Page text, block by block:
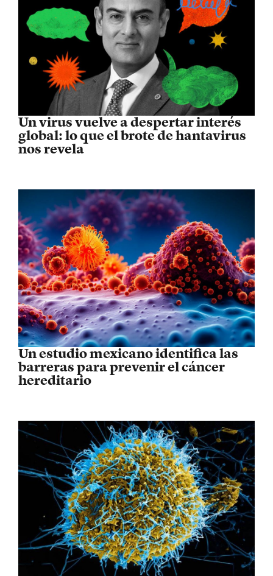
Un virus vuelve a despertar interés
global: lo que el brote de hantavirus
nos revela
Un estudio mexicano identifica las
barreras para prevenir el cáncer
hereditario